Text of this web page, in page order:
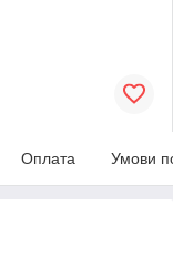
Оплата Умови